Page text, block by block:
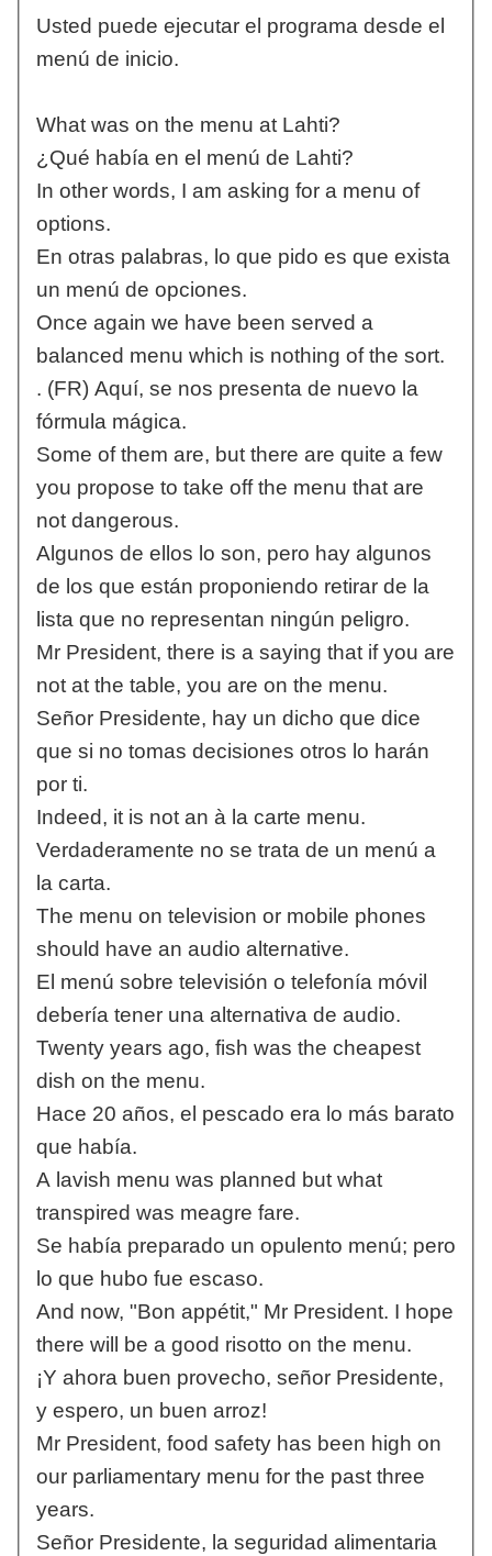
Usted puede ejecutar el programa desde el
menú de inicio.
What was on the menu at Lahti?
¿Qué había en el menú de Lahti?
In other words, I am asking for a menu of
options.
En otras palabras, lo que pido es que exista
un menú de opciones.
Once again we have been served a
balanced menu which is nothing of the sort.
. (FR) Aquí, se nos presenta de nuevo la
fórmula mágica.
Some of them are, but there are quite a few
you propose to take off the menu that are
not dangerous.
Algunos de ellos lo son, pero hay algunos
de los que están proponiendo retirar de la
lista que no representan ningún peligro.
Mr President, there is a saying that if you are
not at the table, you are on the menu.
Señor Presidente, hay un dicho que dice
que si no tomas decisiones otros lo harán
por ti.
Indeed, it is not an à la carte menu.
Verdaderamente no se trata de un menú a
la carta.
The menu on television or mobile phones
should have an audio alternative.
El menú sobre televisión o telefonía móvil
debería tener una alternativa de audio.
Twenty years ago, fish was the cheapest
dish on the menu.
Hace 20 años, el pescado era lo más barato
que había.
A lavish menu was planned but what
transpired was meagre fare.
Se había preparado un opulento menú; pero
lo que hubo fue escaso.
And now, "Bon appétit," Mr President. I hope
there will be a good risotto on the menu.
¡Y ahora buen provecho, señor Presidente,
y espero, un buen arroz!
Mr President, food safety has been high on
our parliamentary menu for the past three
years.
Señor Presidente, la seguridad alimentaria